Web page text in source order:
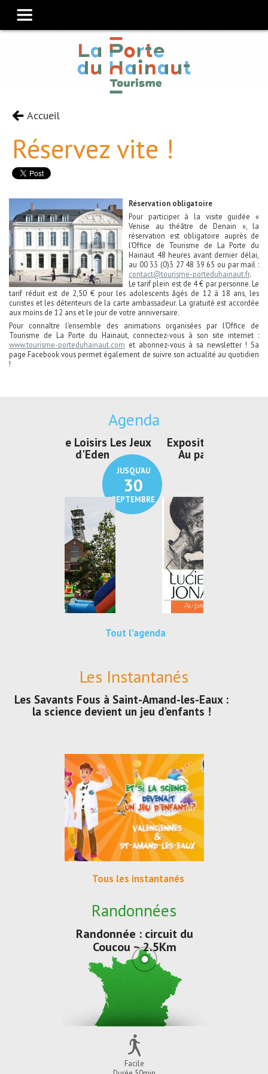
Accueil
Réservez vite !
Réservation obligatoire
Pour participer à la visite guidée «
Venise au théâtre de Denain », la
réservation est obligatoire auprès de
l’Office de Tourisme de La Porte du
Hainaut 48 heures avant dernier délai,
au 00 33 (0)3 27 48 39 65 ou par mail :
contact@tourisme-porteduhainaut.fr.
Le tarif plein est de 4 € par personne. Le
tarif réduit est de 2,50 € pour les adolescents âgés de 12 à 18 ans, les
curistes et les détenteurs de la carte ambassadeur. La gratuité est accordée
aux moins de 12 ans et le jour de votre anniversaire.
Pour connaître l’ensemble des animations organisées par l’Office de
Tourisme de La Porte du Hainaut, connectez-vous à son site internet :
www.tourisme-porteduhainaut.com et abonnez-vous à sa newsletter ! Sa
page Facebook vous permet également de suivre son actualité au quotidien
!
Agenda
JUSQU'AU
SEPTEMBRE
Exposition "Lucien Jonas -
Au pays du charbon ...
Tout l'agenda
Les Instantanés
Les Savants Fous à Saint-Amand-les-Eaux :
la science devient un jeu d’enfants !
Tous les instantanés
Randonnées
Randonnée : circuit du
Coucou ~ 2.5Km
Facile